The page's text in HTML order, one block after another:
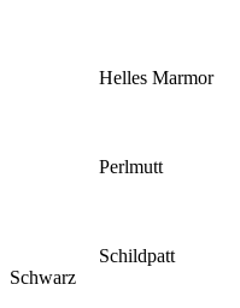
Helles Marmor
Perlmutt
Schildpatt
Schwarz